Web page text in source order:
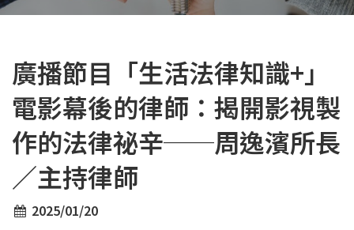
廣播節目「生活法律知識+」
電影幕後的律師：揭開影視製
作的法律祕辛──周逸濱所長
／主持律師
2025/01/20